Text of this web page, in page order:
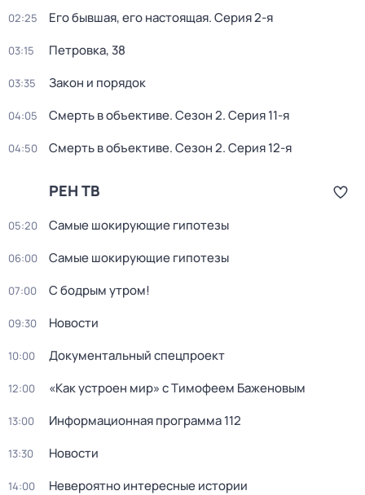
02:25 Его бывшая, его настоящая. Серия 2-я
03:15 Петровка, 38
03:35 Закон и порядок
04:05 Смерть в объективе. Сезон 2. Серия 11-я
04:50 Смерть в объективе. Сезон 2. Серия 12-я
РЕН ТВ
05:20 Самые шoкиpующие гипотезы
06:00 Самые шoкиpующие гипотезы
07:00 С бодрым утром!
09:30 Новости
10:00 Документальный спецпроект
12:00 «Как устроен мир» с Тимофеем Баженовым
13:00 Информационная программа 112
13:30 Новости
14:00 Невероятно интересные истории